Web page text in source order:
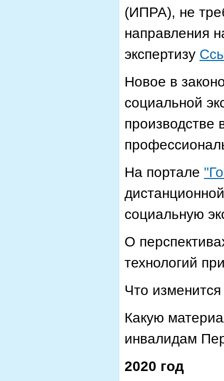
(ИПРА), не
направления
экспертизу
Новое в
социальной
производстве
На портале
социальную
О
технологий
Что
Какую
инвалидам
2020 год